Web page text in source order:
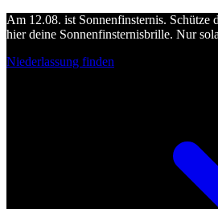
Am 12.08. ist Sonnenfinsternis. Schütze
hier deine Sonnenfinsternisbrille. Nur
Niederlassung finden